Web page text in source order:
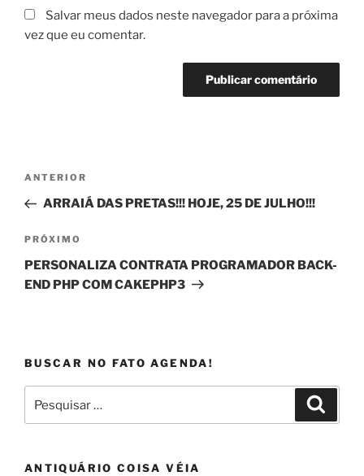
Salvar meus dados neste navegador para a próxima
vez que eu comentar.
Navegação
Post
Post
anterior
ANTERIOR
ARRAIÁ DAS PRETAS!!! HOJE, 25 DE JULHO!!!
Próximo
post
PRÓXIMO
PERSONALIZA CONTRATA PROGRAMADOR BACK-
END PHP COM CAKEPHP3
BUSCAR NO FATO AGENDA!
por:
ANTIQUÁRIO COISA VÉIA